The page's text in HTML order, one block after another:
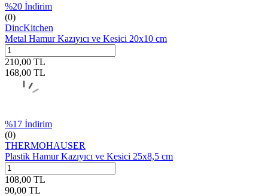
%20 İndirim
(0)
DincKitchen
Metal Hamur Kazıyıcı ve Kesici 20x10 cm
210,00 TL
168,00 TL
%17 İndirim
(0)
THERMOHAUSER
Plastik Hamur Kazıyıcı ve Kesici 25x8,5 cm
108,00 TL
90,00 TL